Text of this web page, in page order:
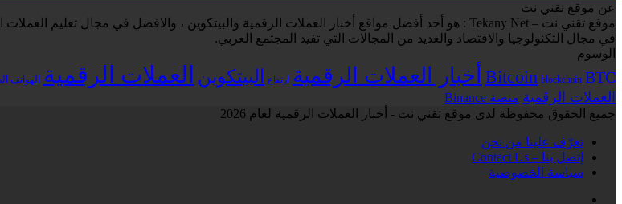
عن موقع تقني نت
في مجال التكنولوجيا والاقتصاد والعديد من المجالات التي تفيد المجتمع العربي.
الوسوم
Bitcoin blockchain BTC أخبار العملات الرقمية ارتفاع البيتكوين العملات الرقمية الهواتف
العملات الرقمية منصة Binance
جميع الحقوق محفوظة لدى موقع تقني نت - أخبار العملات الرقمية لعام 2026
تعرّف علينا من نحن
إتصل بنا – Contact Us
سياسة الخصوصية